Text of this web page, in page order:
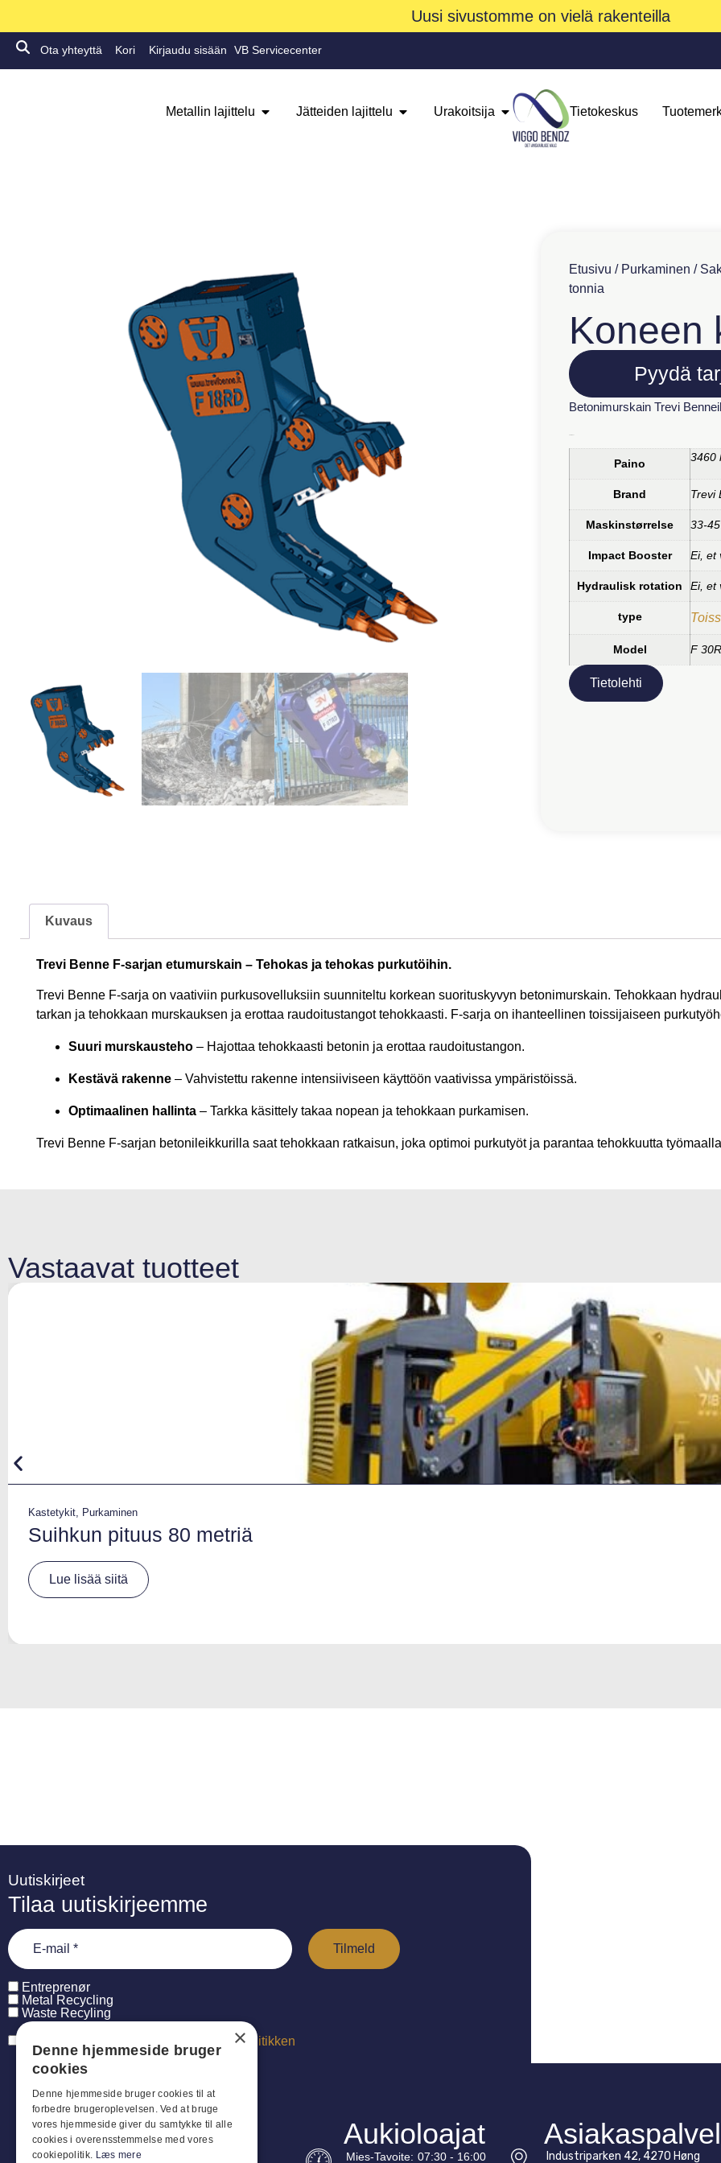
Uusi sivustomme on vielä rakenteilla
Ota yhteyttä Kori Kirjaudu sisään VB Servicecenter
Metallin lajittelu Jätteiden lajittelu Urakoitsija Tietokeskus
Etusivu / Purkaminen /
tonnia
Koneen
Pyydä
Betonimurskain Trevi
Paino 3460
Brand Trevi
Maskinstørrelse 33-45
Impact Booster Ei, et
Hydraulisk rotation Ei, et
type
Model F
Tietolehti
Kuvaus
Trevi Benne F-sarjan etumurskain – Tehokas ja tehokas purkutöihin.
Trevi Benne F-sarja on vaativiin purkusovelluksiin suunniteltu korkean suorituskyvyn betonimurskain. Tehokkaan
tarkan ja tehokkaan murskauksen ja erottaa raudoitustangot tehokkaasti. F-sarja on ihanteellinen toissijaiseen
Suuri murskausteho – Hajottaa tehokkaasti betonin ja erottaa raudoitustangon.
Kestävä rakenne – Vahvistettu rakenne intensiiviseen käyttöön vaativissa ympäristöissä.
Optimaalinen hallinta – Tarkka käsittely takaa nopean ja tehokkaan purkamisen.
Trevi Benne F-sarjan betonileikkurilla saat tehokkaan ratkaisun, joka optimoi purkutyöt ja parantaa tehokkuutta
Vastaavat tuotteet
Kastetykit Purkaminen
Suihkun pituus 80 metriä
Lue lisää siitä
Uutiskirjeet
Tilaa uutiskirjeemme
Entreprenør
Metal Recycling
Waste Recyling
Jeg har læst og acceptererpersondatapolitikken
Aukioloajat
Mies-Tavoite: 07:30 - 16:00 Industriparken 42, 4270 Høng
×
Denne hjemmeside bruger
cookies
Denne hjemmeside bruger cookies til at
forbedre brugeroplevelsen. Ved at bruge
vores hjemmeside giver du samtykke til alle
cookies i overensstemmelse med vores
cookiepolitik. Læs mere